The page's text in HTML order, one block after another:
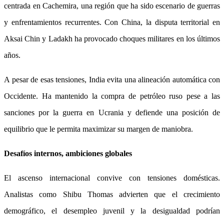
centrada en Cachemira, una región que ha sido escenario de guerras
y enfrentamientos recurrentes. Con China, la disputa territorial en
Aksai Chin y Ladakh ha provocado choques militares en los últimos
años.
A pesar de esas tensiones, India evita una alineación automática con
Occidente. Ha mantenido la compra de petróleo ruso pese a las
sanciones por la guerra en Ucrania y defiende una posición de
equilibrio que le permita maximizar su margen de maniobra.
Desafíos internos, ambiciones globales
El ascenso internacional convive con tensiones domésticas.
Analistas como Shibu Thomas advierten que el crecimiento
demográfico, el desempleo juvenil y la desigualdad podrían